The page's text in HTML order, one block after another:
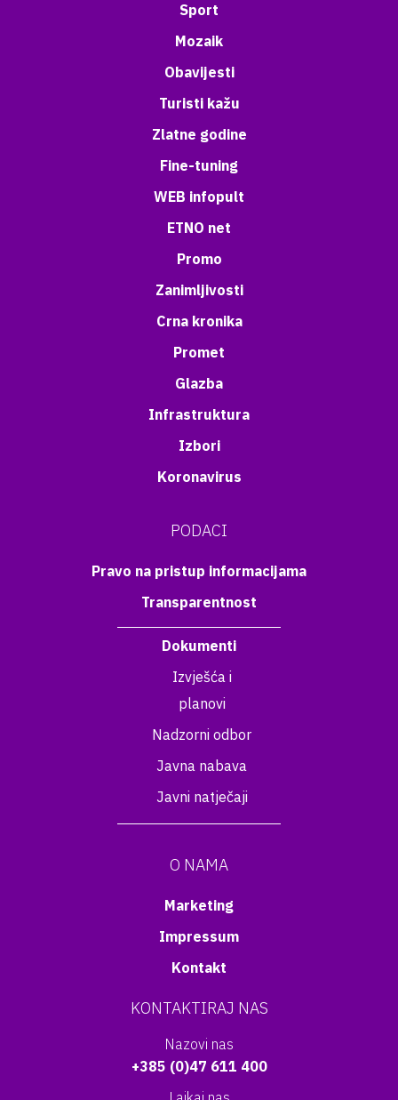
Sport
Mozaik
Obavijesti
Turisti kažu
Zlatne godine
Fine-tuning
WEB infopult
ETNO net
Promo
Zanimljivosti
Crna kronika
Promet
Glazba
Infrastruktura
Izbori
Koronavirus
PODACI
Pravo na pristup informacijama
Transparentnost
Dokumenti
Izvješća i
planovi
Nadzorni odbor
Javna nabava
Javni natječaji
O NAMA
Marketing
Impressum
Kontakt
KONTAKTIRAJ NAS
Nazovi nas
+385 (0)47 611 400